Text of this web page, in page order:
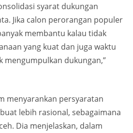
syarat dukungan
Jika calon perorangan populer
membantu kalau tidak
yang kuat dan juga waktu
mengumpulkan dukungan,”
menyarankan persyaratan
lebih rasional, sebagaimana
Dia menjelaskan, dalam